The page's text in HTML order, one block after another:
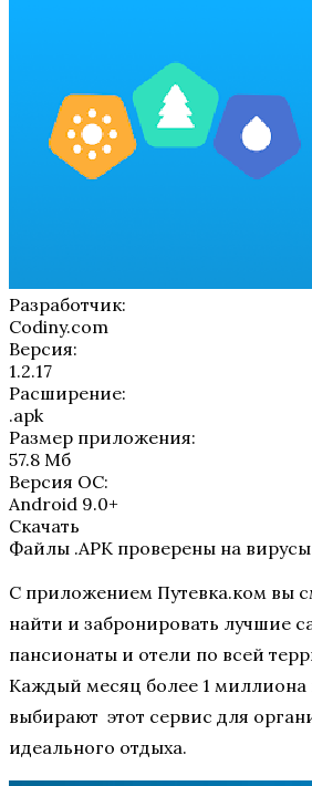
Разработчик:
Codiny.com
Версия:
1.2.17
Расширение:
.apk
Размер приложения:
57.8 Мб
Версия ОС:
Android 9.0+
Скачать
Файлы .APK проверены на вирусы
С приложением Путевка.ком вы
найти и забронировать лучшие
пансионаты и отели по всей
Каждый месяц более 1 миллиона
выбирают этот сервис для
идеального отдыха.